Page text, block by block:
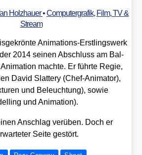
Holzhauer•Computergrafik, Film, TV &
Stream
Ani­ma­ti­ons-Erst­lings­werk
2014 sei­nen Abschluss am Bal­
mach­te. Er führ­te Regie,
David Slat­tery (Chef-Ani­ma­tor),
und Beleuch­tung), sowie
und Ani­ma­ti­on).
Anschlag ver­üben. Doch er
Sei­te gestört.